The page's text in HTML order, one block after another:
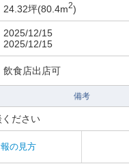
24.32坪(80.4m2)
2025/12/15
2025/12/15
飲食店出店可
備考
ださい
の見方